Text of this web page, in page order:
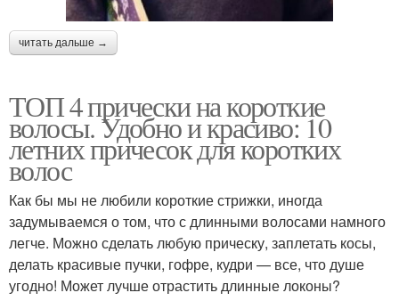
читать дальше →
ТОП 4 прически на короткие
волосы. Удобно и красиво: 10
летних причесок для коротких
волос
Как бы мы не любили короткие стрижки, иногда
задумываемся о том, что с длинными волосами намного
легче. Можно сделать любую прическу, заплетать косы,
делать красивые пучки, гофре, кудри — все, что душе
угодно! Может лучше отрастить длинные локоны?